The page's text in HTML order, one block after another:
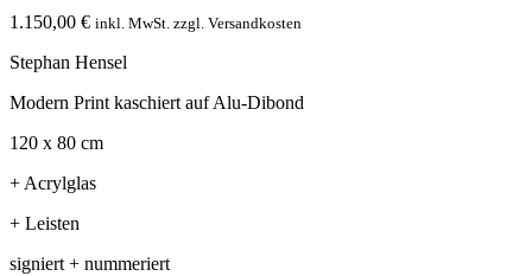
1.150,00 € inkl. MwSt. zzgl. Versandkosten
Stephan Hensel
Modern Print kaschiert auf Alu-Dibond
120 x 80 cm
+ Acrylglas
+ Leisten
signiert + nummeriert